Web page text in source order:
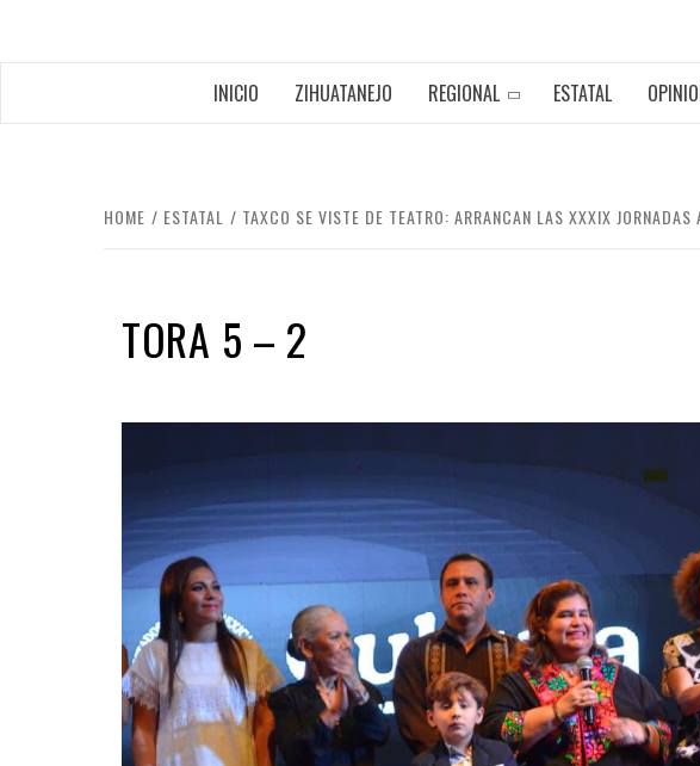
INICIO ZIHUATANEJO REGIONAL ESTATAL
HOME ESTATAL TAXCO SE VISTE DE TEATRO: ARRANCAN LAS XXXIX
TORA 5 – 2